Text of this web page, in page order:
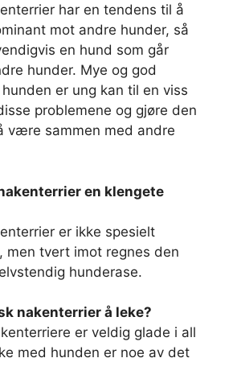
har en tendens til å
mot andre hunder, så
en hund som går
hunder. Mye og god
er ung kan til en viss
problemene og gjøre den
være sammen med andre
en klengete
er ikke spesielt
men tvert imot regnes den
hunderase.
nakenterrier å leke?
er veldig glade i all
med hunden er noe av det